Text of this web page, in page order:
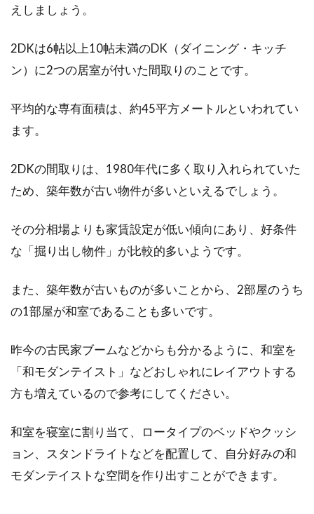
ど、部屋を飾り付けすることがありますよね。
簡単なことではありません。大家さんは住んで
ほしくて...
窓にプチプチを貼るとメリットが！
インターネットで買い物をしたときなど、商品
を梱包するために使われている「プチプチ」と
真冬の窓から冷気！防寒するにはプ
えしましょう。
2DKは6帖以上10帖未満のDK（ダイニング・キッチ
ン）に2つの居室が付いた間取りのことです。
平均的な専有面積は、約45平方メートルといわれてい
ます。
2DKの間取りは、1980年代に多く取り入れられていた
ため、築年数が古い物件が多いといえるでしょう。
その分相場よりも家賃設定が低い傾向にあり、好条件
な「掘り出し物件」が比較的多いようです。
また、築年数が古いものが多いことから、2部屋のうち
の1部屋が和室であることも多いです。
昨今の古民家ブームなどからも分かるように、和室を
「和モダンテイスト」などおしゃれにレイアウトする
方も増えているので参考にしてください。
和室を寝室に割り当て、ロータイプのベッドやクッシ
ョン、スタンドライトなどを配置して、自分好みの和
モダンテイストな空間を作り出すことができます。